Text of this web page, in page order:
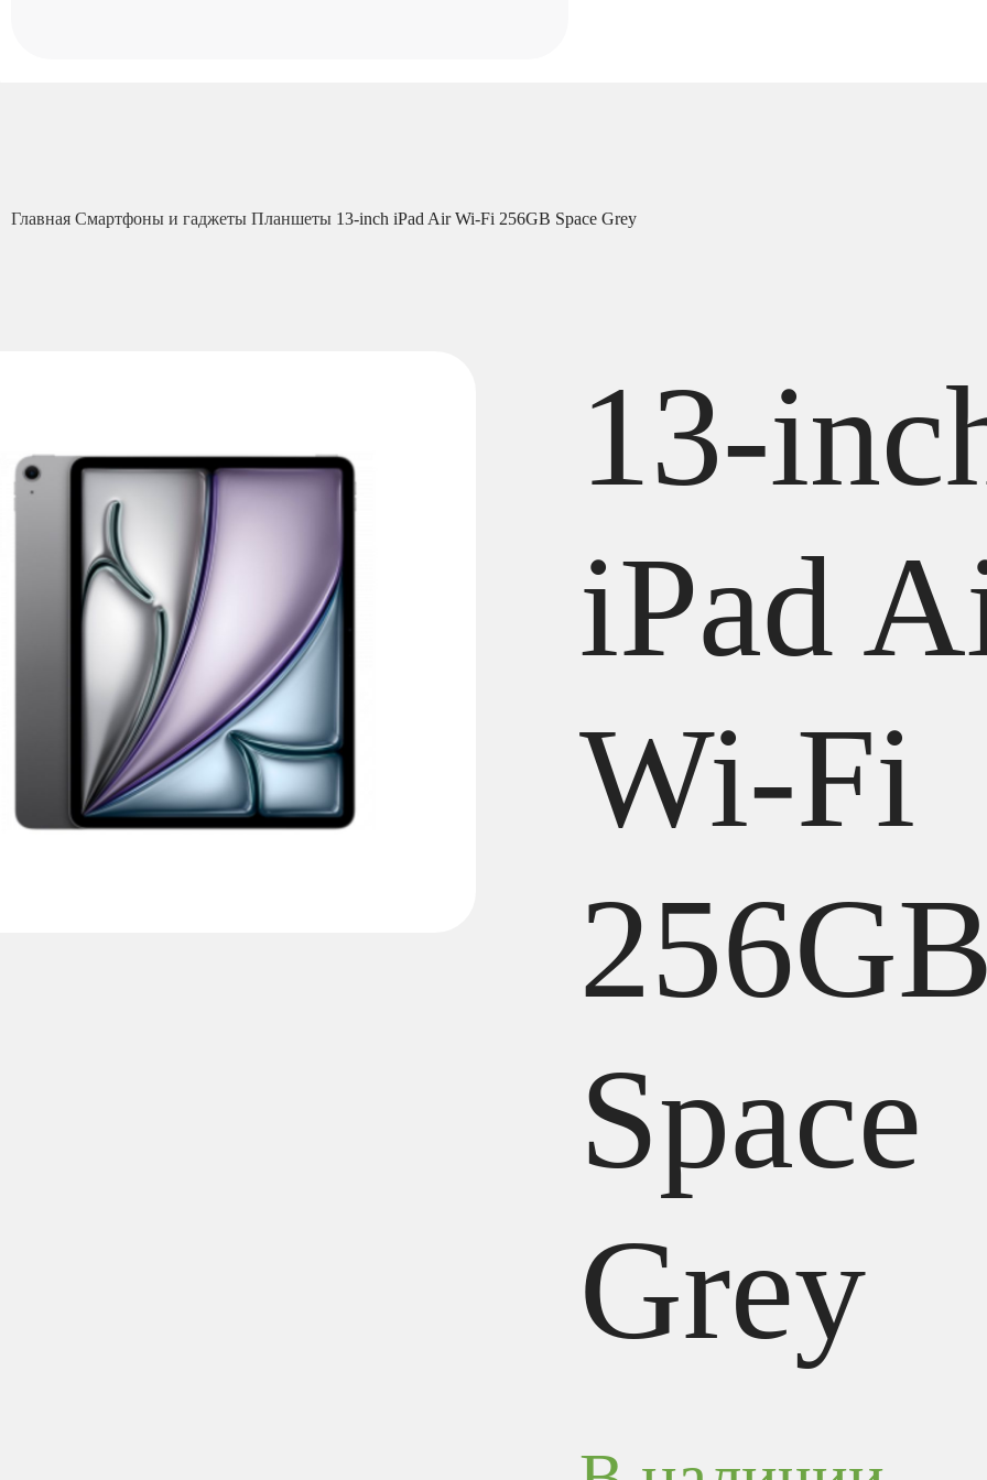
Главная Смартфоны и гаджеты Планшеты 13-inch iPad Air Wi-Fi 256GB Space Grey
13-
iPad
Wi-Fi
Space
Grey